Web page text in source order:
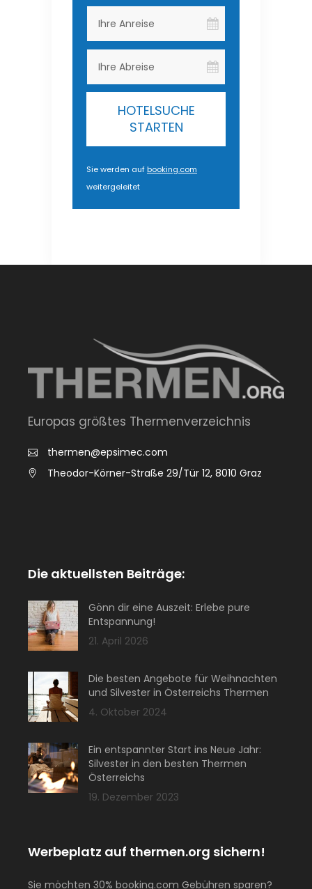
HOTELSUCHE
STARTEN
Sie werden aufbooking.com
weitergeleitet
Europas größtes Thermenverzeichnis
thermen@epsimec.com
Theodor-Körner-Straße 29/Tür 12, 8010 Graz
Die aktuellsten Beiträge:
Gönn dir eine Auszeit: Erlebe pure
Entspannung!
21. April 2026
Die besten Angebote für Weihnachten
und Silvester in Österreichs Thermen
4. Oktober 2024
Ein entspannter Start ins Neue Jahr:
Silvester in den besten Thermen
Österreichs
19. Dezember 2023
Werbeplatz auf thermen.org sichern!
Sie möchten 30% booking.com Gebühren sparen?